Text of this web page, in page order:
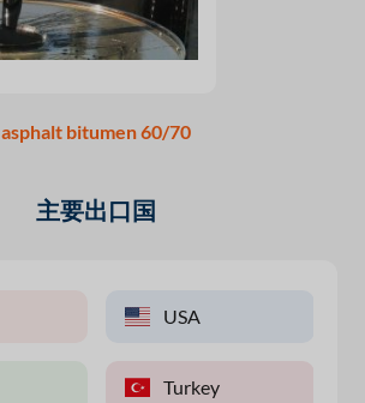
asphalt bitumen 60/70
主要出口国
USA
Turkey